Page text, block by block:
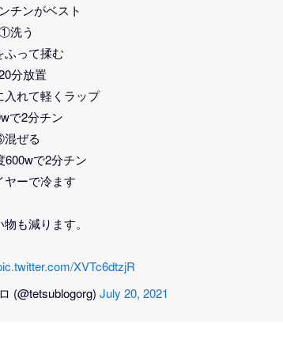
チンがベスト
洗う
って揉む
分放置
れて軽くラップ
で2分チン
ぜる
で2分チン
ーで冷ます
も減ります。
XVTc6dtzjR
(@tetsublogorg) July 20, 2021